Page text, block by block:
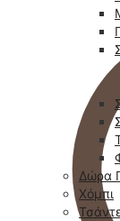
Δώρα
Χόμπι